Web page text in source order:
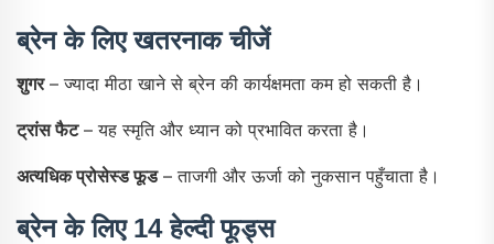
ब्रेन के लिए खतरनाक चीजें
शुगर– ज्यादा मीठा खाने से ब्रेन की कार्यक्षमता कम हो सकती है।
ट्रांस फैट– यह स्मृति और ध्यान को प्रभावित करता है।
अत्यधिक प्रोसेस्ड फूड– ताजगी और ऊर्जा को नुकसान पहुँचाता है।
ब्रेन के लिए 14 हेल्दी फूड्स